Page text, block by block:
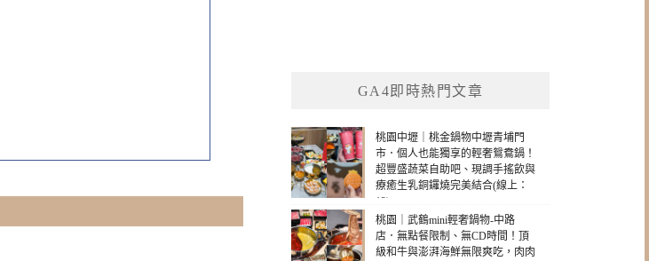
GA4即時熱門文章
桃園中壢｜桃金鍋物中壢青埔門
市．個人也能獨享的輕奢鴛鴦鍋！
超豐盛蔬菜自助吧、現調手搖飲與
療癒生乳銅鑼燒完美結合(線上：
12)
桃園｜武鶴mini輕奢鍋物-中路
店．無點餐限制、無CD時間！頂
級和牛與澎湃海鮮無限爽吃，肉肉